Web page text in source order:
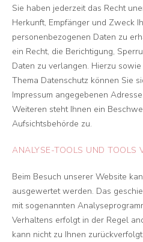
Sie haben jederzeit das Recht
Herkunft, Empfänger und Zweck
personenbezogenen Daten zu
ein Recht, die Berichtigung,
Daten zu verlangen. Hierzu
Thema Datenschutz können Sie
Impressum angegebenen
Weiteren steht Ihnen ein
Aufsichtsbehörde zu.
ANALYSE-TOOLS UND TOOLS
Beim Besuch unserer Website
ausgewertet werden. Das
mit sogenannten
Verhaltens erfolgt in der Regel
kann nicht zu Ihnen